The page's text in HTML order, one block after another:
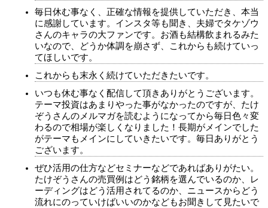
毎日休む事なく、正確な情報を提供していただき、本当
に感謝しています。インスタ等も聞き、夫婦でタケゾウ
さんのキャラの大ファンです。お酒も結構飲まれるみた
いなので、どうか体調を崩さず、これからも続けていっ
てほしいです。
これからも末永く続けていただきたいです。
いつも休む事なく配信して頂きありがとうございます。
テーマ投資はあまりやった事がなかったのですが、たけ
ぞうさんのメルマガを読むようになってから毎日色々変
わるので相場が楽しくなりました！長期がメインでした
がテーマもメインにしていきたいです。毎日ありがとう
ございます。
ぜひ活用の仕方などセミナーなどであればありがたい。
たけぞうさんの売買例はどう銘柄を選んでいるのか、レ
ーディングはどう活用されてるのか、ニュースからどう
流れにのっていけばいいのかなどもお聞きして見たいで